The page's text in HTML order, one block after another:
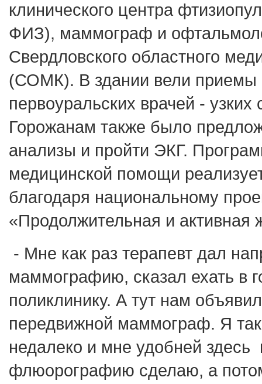
клинического центра
ФИЗ), маммограф и
Свердловского областного
(СОМК). В здании вели приемы
первоуральских врачей - узких
Горожанам также было
анализы и пройти ЭКГ.
медицинской помощи
благодаря национальному
«Продолжительная и активная
- Мне как раз терапевт дал
маммографию, сказал ехать в
поликлинику. А тут нам
передвижной маммограф. Я
недалеко и мне удобней здесь
флюорографию сделаю, а